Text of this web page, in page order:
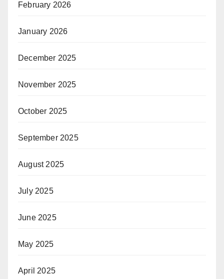
February 2026
January 2026
December 2025
November 2025
October 2025
September 2025
August 2025
July 2025
June 2025
May 2025
April 2025